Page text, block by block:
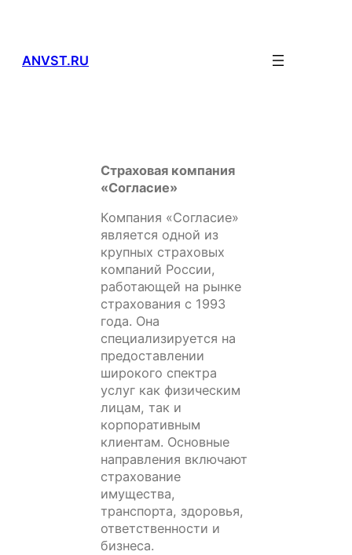
ANVST.RU
Страховая компания
«Согласие»
Компания «Согласие»
является одной из
крупных страховых
компаний России,
работающей на рынке
страхования с 1993
года. Она
специализируется на
предоставлении
широкого спектра
услуг как физическим
лицам, так и
корпоративным
клиентам. Основные
направления включают
страхование
имущества,
транспорта, здоровья,
ответственности и
бизнеса.